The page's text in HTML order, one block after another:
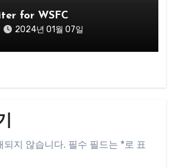
for WSFC
2024년 01월 07일
되지 않습니다. 필수 필드는 *로 표